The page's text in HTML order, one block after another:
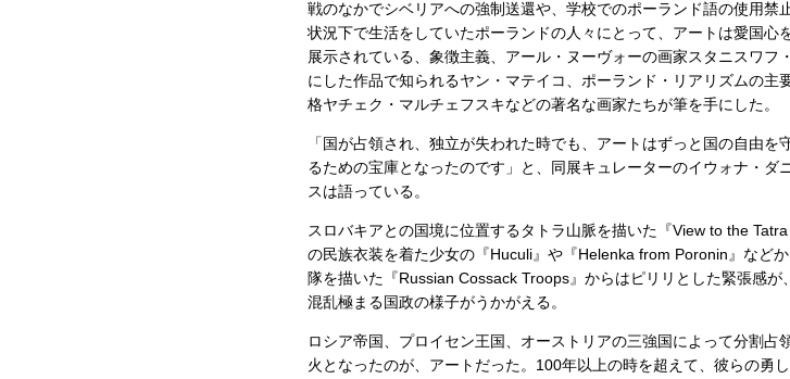
戦のなかでシベリアへの強制送還や、学校でのポーランド語の使用
状況下で生活をしていたポーランドの人々にとって、アートは愛国
展示されている、象徴主義、アール・ヌーヴォーの画家スタニスワ
にした作品で知られるヤン・マテイコ、ポーランド・リアリズムの
格ヤチェク・マルチェフスキなどの著名な画家たちが筆を手にした。
「国が占領され、独立が失われた時でも、アートはずっと国の自由
るための宝庫となったのです」と、同展キュレーターのイウォナ・
スは語っている。
スロバキアとの国境に位置するタトラ山脈を描いた『View to the
の民族衣装を着た少女の『Huculi』や『Helenka from Poronin』など
隊を描いた『Russian Cossack Troops』からはピリリとした緊張感
混乱極まる国政の様子がうかがえる。
ロシア帝国、プロイセン王国、オーストリアの三強国によって分割
火となったのが、アートだった。100年以上の時を超えて、彼らの勇